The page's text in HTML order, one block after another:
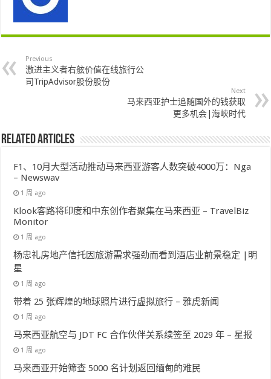
Previous
激进主义者右舷价值在线旅行公
司TripAdvisor股份股份
Next
马来西亚护士追随国外的钱获取
更多机会|海峡时代
Related Articles
F1、10月大型活动推动马来西亚游客人数突破4000万：Nga
– Newswav
1 周 ago
Klook客路将印度和中东创作者聚集在马来西亚 – TravelBiz
Monitor
1 周 ago
杨忠礼房地产信托因旅游需求强劲而看到酒店业前景稳定 |明
星
1 周 ago
带着 25 张辉煌的地球照片进行虚拟旅行 – 雅虎新闻
1 周 ago
马来西亚航空与 JDT FC 合作伙伴关系续签至 2029 年 – 星报
1 周 ago
马来西亚开始筛查 5000 名计划返回缅甸的难民